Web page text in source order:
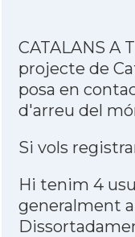
CATALANS A
projecte de
posa en
d'arreu del
Si vols
Hi tenim 4
generalment